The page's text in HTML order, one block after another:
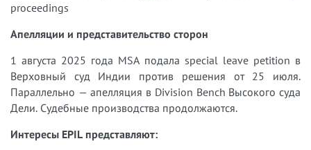
proceedings
Апелляции и представительство сторон
1 августа 2025 года MSA подала special leave petition в
Верховный суд Индии против решения от 25 июля.
Параллельно — апелляция в Division Bench Высокого суда
Дели. Судебные производства продолжаются.
Интересы EPIL представляют: